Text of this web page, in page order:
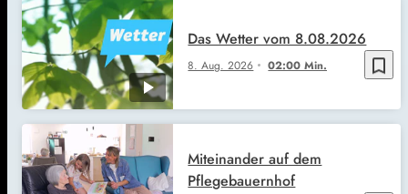
bookmark_border
8. Aug. 2026 02:00 Min.
Das Wetter vom 8.08.2026
Miteinander auf dem
Pflegebauernhof